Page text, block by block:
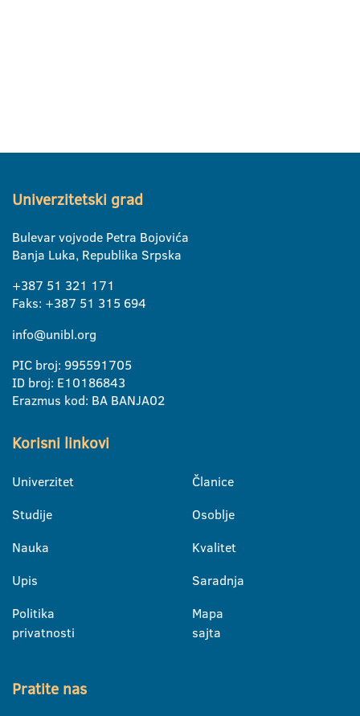
Univerzitetski grad
Bulevar vojvode Petra Bojovića
Banja Luka, Republika Srpska
+387 51 321 171
Faks: +387 51 315 694
info@unibl.org
PIC broj: 995591705
ID broj: E10186843
Erazmus kod: BA BANJA02
Korisni linkovi
Univerzitet
Studije
Nauka
Upis
Politika
privatnosti
Članice
Osoblje
Kvalitet
Saradnja
Mapa
sajta
Pratite nas